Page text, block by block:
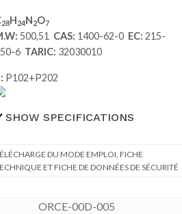
28H 24N 2O7
500,51 CAS: 1400-62-0 EC:215-
6 TARIC: 32030010
P102+P202
SHOW SPECIFICATIONS
DU MODE EMPLOI, FICHE
ET FICHE DE DONNÉES DE SÉCURITÉ
ORCE-00D-005